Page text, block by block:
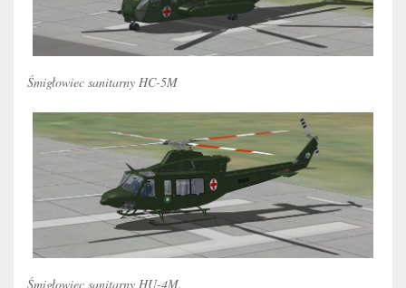
Śmigłowiec sanitarny HC-5M
Śmigłowiec sanitarny HU-4M.